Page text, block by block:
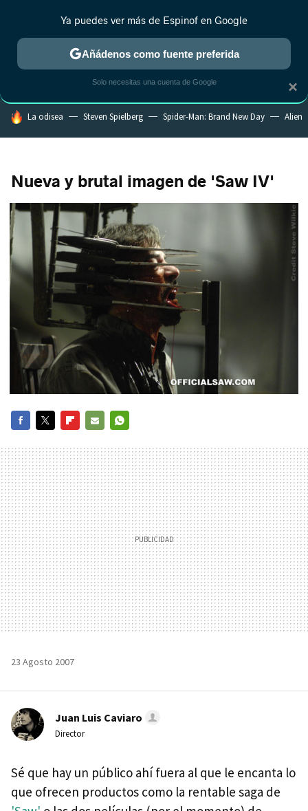
ESTRENOS REALITY ANIME RANKINGS CINE
HOY SE HABLA DE
La odisea Steven Spielberg Spider-Man: Brand New Day Alien
Nueva y brutal imagen de 'Saw IV'
MAIL
23 Agosto 2007
Juan Luis Caviaro
Director
Sé que hay un público ahí fuera al que le encanta lo
que ofrecen productos como la rentable saga de
×
Ya puedes ver más de Espinof en Google
Añádenos como fuente preferida
Solo necesitas una cuenta de Google